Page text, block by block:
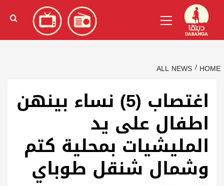
content
الإنجليزية)
Menu
HOME
ALL NEWS
اغتصاب (5) نساء بينهن
اطفال على يد
المليشيات بمحلية كتم
وشمال شنقل طوباي